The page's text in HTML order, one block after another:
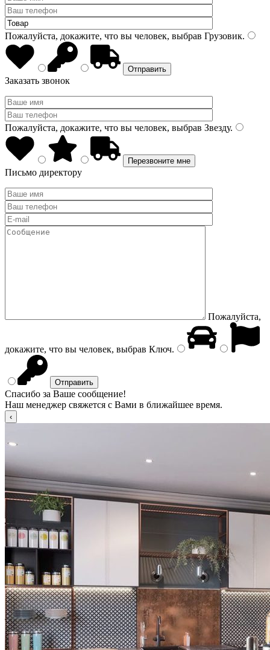
Пожалуйста, докажите, что вы человек, выбрав Грузовик.
Заказать звонок
Пожалуйста, докажите, что вы человек, выбрав Звезду.
Письмо директору
Пожалуйста,
докажите, что вы человек, выбрав Ключ.
Спасибо за Ваше сообщение!
Наш менеджер свяжется с Вами в ближайшее время.